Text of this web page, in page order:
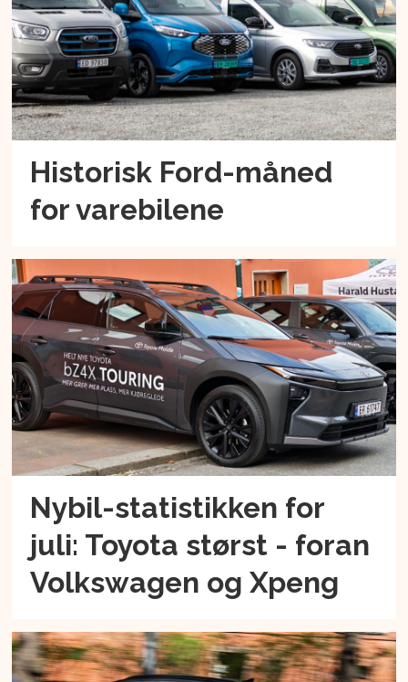
Historisk Ford-måned
for varebilene
Nybil-statistikken for
juli: Toyota størst - foran
Volkswagen og Xpeng